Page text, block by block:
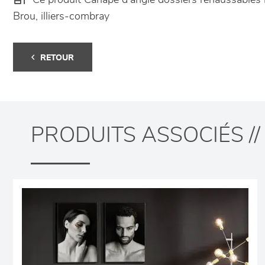
Brou, illiers-combray
RETOUR
PRODUITS ASSOCIÉS //